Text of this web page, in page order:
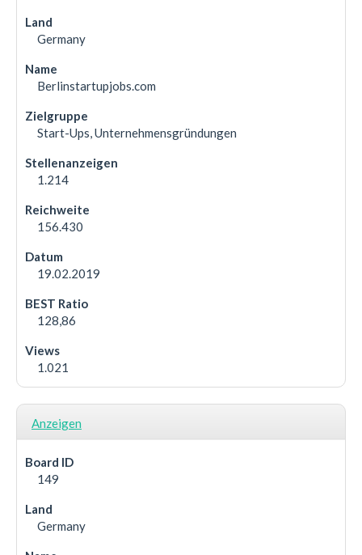
Germany
Berlinstartupjobs.com
Start-Ups, Unternehmensgründungen
1.214
156.430
19.02.2019
128,86
1.021
Anzeigen
149
Germany